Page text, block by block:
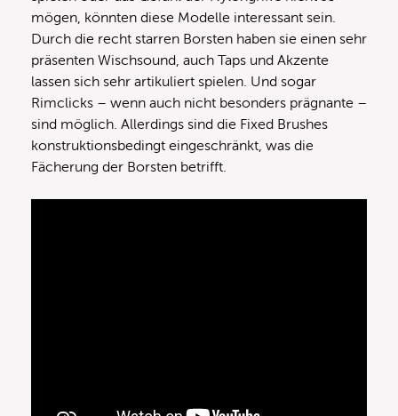
mögen, könnten diese Modelle interessant sein.
Durch die recht starren Borsten haben sie einen sehr
präsenten Wischsound, auch Taps und Akzente
lassen sich sehr artikuliert spielen. Und sogar
Rimclicks – wenn auch nicht besonders prägnante –
sind möglich. Allerdings sind die Fixed Brushes
konstruktionsbedingt eingeschränkt, was die
Fächerung der Borsten betrifft.